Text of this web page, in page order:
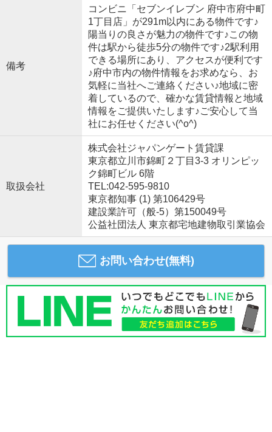
備考
コンビニ「セブンイレブン 府中市府中町
1丁目店」が291m以内にある物件です♪
陽当りの良さが魅力の物件です♪この物
件は駅から徒歩5分の物件です♪2駅利用
できる場所にあり、アクセスが便利です
♪府中市内の物件情報をお求めなら、お
気軽に当社へご連絡ください♪地域に密
着しているので、確かな賃貸情報と地域
情報をご提供いたします♪ご安心して当
社にお任せください(^o^)
取扱会社
株式会社ジャパンゲート賃貸課
東京都立川市錦町２丁目3-3 オリンピッ
ク錦町ビル 6階
TEL:042-595-9810
東京都知事 (1) 第106429号
建設業許可（般-5）第150049号
公益社団法人 東京都宅地建物取引業協会
お問い合わせ(無料)